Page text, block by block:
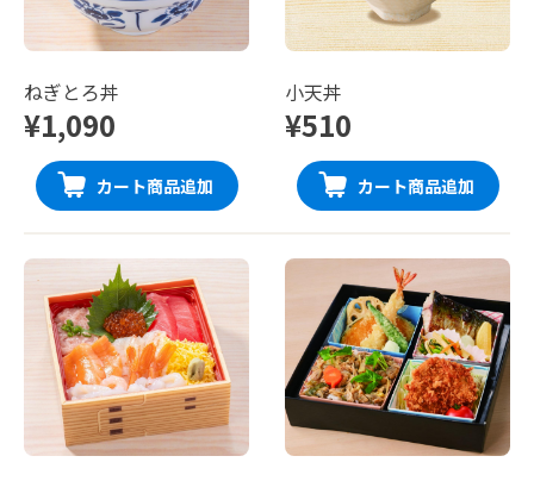
ねぎとろ丼
¥1,090
カート商品追加
小天丼
¥510
カート商品追加